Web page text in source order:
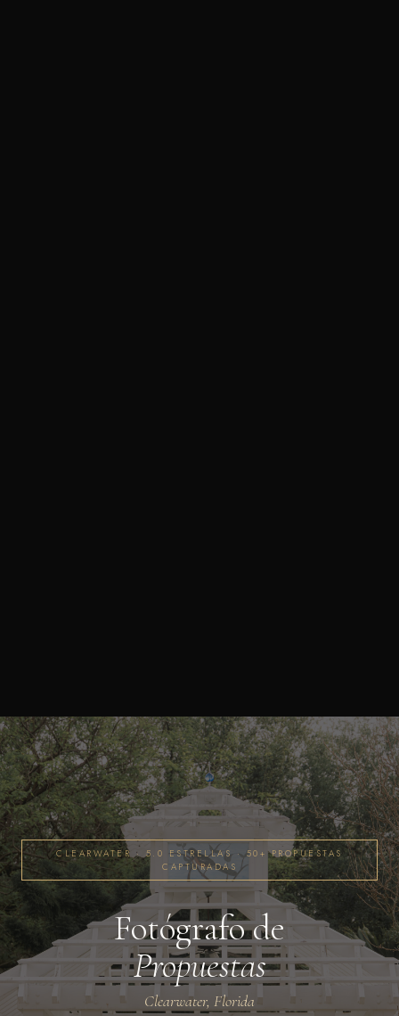
CLEARWATER · 5.0 ESTRELLAS · 50+ PROPUESTAS
CAPTURADAS
Fotógrafo de
Propuestas
Clearwater, Florida